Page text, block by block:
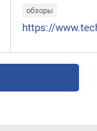
обзоры